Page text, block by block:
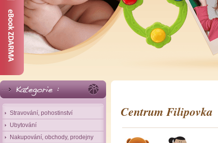
Stravování, pohostinství
Ubytování
Nakupování, obchody, prodejny
Centrum Filipovka